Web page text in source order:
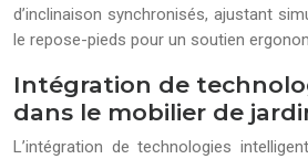
d’inclinaison synchronisés, ajustant
le repose-pieds pour un soutien
Intégration de
dans le mobilier de
L’intégration de technologies